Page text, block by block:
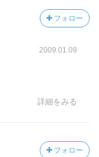
フォロー
2009.01.09
詳細をみる
フォロー